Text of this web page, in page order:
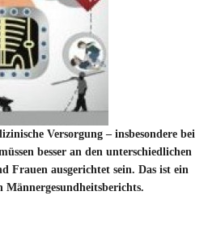
Versorgung – insbesondere bei
besser an den unterschiedlichen
Frauen ausgerichtet sein. Das ist ein
Männergesundheitsberichts.